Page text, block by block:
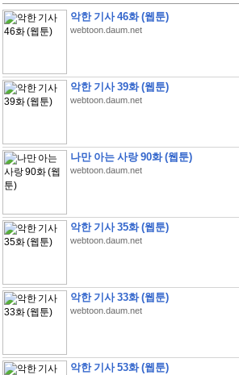
악한 기사 46화 (웹툰)
webtoon.daum.net
악한 기사 39화 (웹툰)
webtoon.daum.net
나만 아는 사랑 90화 (웹툰)
webtoon.daum.net
악한 기사 35화 (웹툰)
webtoon.daum.net
악한 기사 33화 (웹툰)
webtoon.daum.net
악한 기사 53화 (웹툰)